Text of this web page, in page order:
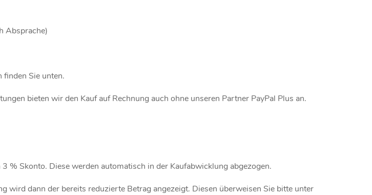
Absprache)
finden Sie unten.
bieten wir den Kauf auf Rechnung auch ohne unseren Partner PayPal Plus an.
% Skonto. Diese werden automatisch in der Kaufabwicklung abgezogen.
wird dann der bereits reduzierte Betrag angezeigt. Diesen überweisen Sie bitte unter